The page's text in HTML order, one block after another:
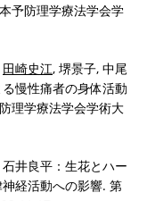
予防理学療法学会学
田崎史江, 堺景子, 中尾
慢性痛者の身体活動
理学療法学会学術大
井良平：生花とハー
経活動への影響. 第